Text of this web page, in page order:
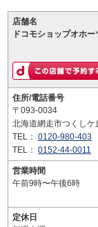
店舗名
ドコモショップオホ
住所/電話番号
〒093-0034
北海道網走市つくしケ
TEL： 0120-980-403
TEL： 0152-44-0011
営業時間
午前9時〜午後6時
定休日